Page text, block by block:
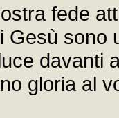
fede
Gesù sono
davanti
gloria al